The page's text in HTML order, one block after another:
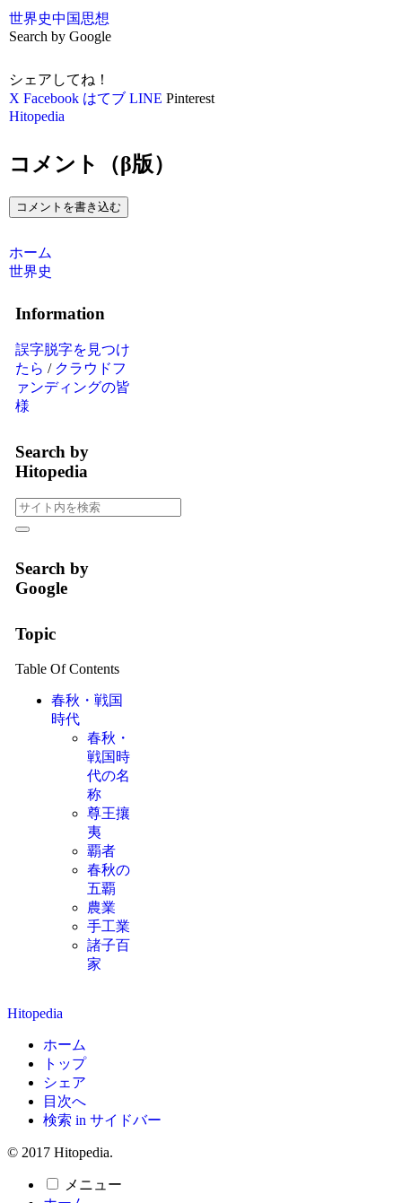
世界史中国思想
Search by Google
シェアしてね！
X Facebook はてブ LINE Pinterest
Hitopedia
コメント（β版）
コメントを書き込む
ホーム
世界史
Information
誤字脱字を見つけ
たら / クラウドフ
ァンディングの皆
様
Search by
Hitopedia
Search by
Google
Topic
Table Of Contents
春秋・戦国
時代
春秋・
戦国時
代の名
称
尊王攘
夷
覇者
春秋の
五覇
農業
手工業
諸子百
家
Hitopedia
ホーム
トップ
シェア
目次へ
検索 in サイドバー
© 2017 Hitopedia.
メニュー